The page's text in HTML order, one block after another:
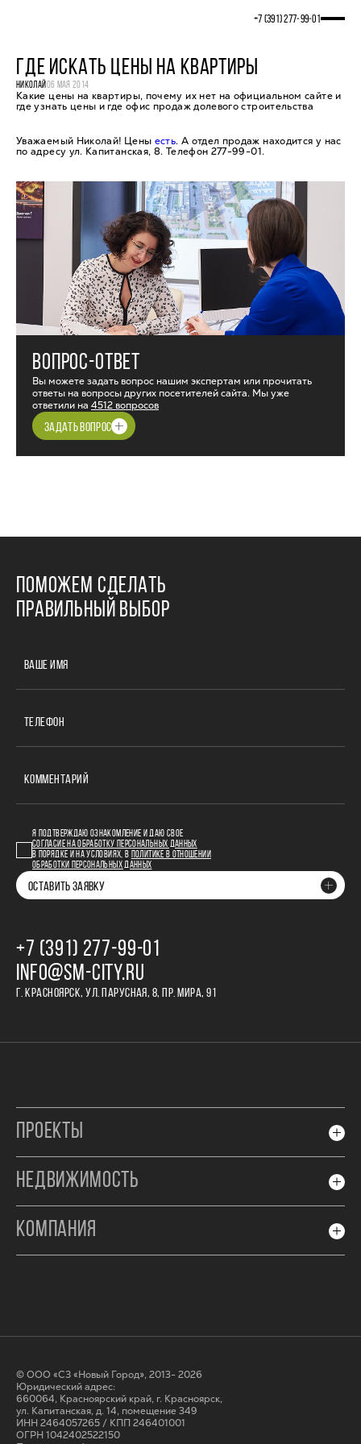
+7 (391) 277‒99‒01
ГДЕ ИСКАТЬ ЦЕНЫ НА КВАРТИРЫ
НИКОЛАЙ06 МАЯ 2014
Какие цены на квартиры, почему их нет на официальном сайте и
где узнать цены и где офис продаж долевого строительства
Уважаемый Николай! Цены есть. А отдел продаж находится у нас
по адресу ул. Капитанская, 8. Телефон 277-99-01.
ВОПРОС-ОТВЕТ
Вы можете задать вопрос нашим экспертам или прочитать
ответы на вопросы других посетителей сайта. Мы уже
ответили на 4512 вопросов
ЗАДАТЬ ВОПРОС
ПОМОЖЕМ СДЕЛАТЬ
ПРАВИЛЬНЫЙ ВЫБОР
ВАШЕ ИМЯ
ТЕЛЕФОН
КОММЕНТАРИЙ
Я ПОДТВЕРЖДАЮ ОЗНАКОМЛЕНИЕ И ДАЮ СВОЕ
СОГЛАСИЕ НА ОБРАБОТКУ ПЕРСОНАЛЬНЫХ ДАННЫХ
В ПОРЯДКЕ И НА УСЛОВИЯХ, В
ПОЛИТИКЕ В ОТНОШЕНИИ
ОБРАБОТКИ ПЕРСОНАЛЬНЫХ ДАННЫХ
ОСТАВИТЬ ЗАЯВКУ
+7 (391) 277‒99‒01
INFO@SM-CITY.RU
Г. КРАСНОЯРСК, УЛ. ПАРУСНАЯ, 8, ПР. МИРА, 91
ПРОЕКТЫ
НЕДВИЖИМОСТЬ
КОМПАНИЯ
© ООО «СЗ «Новый Город», 2013- 2026
Юридический адрес:
660064, Красноярский край, г. Красноярск,
ул. Капитанская, д. 14, помещение 349
ИНН 2464057265 / КПП 246401001
ОГРН 1042402522150